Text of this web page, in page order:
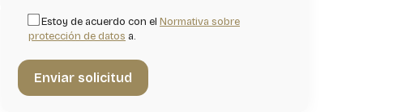
Estoy de acuerdo con el Normativa sobre
protección de datos a.